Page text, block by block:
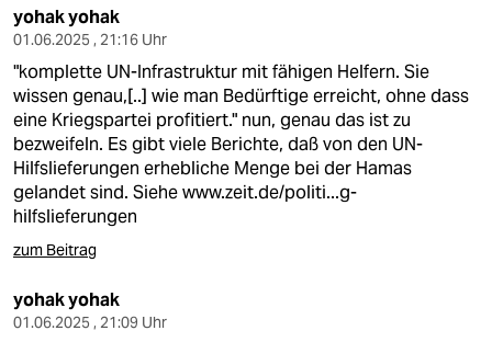
yohak yohak
01.06.2025 , 21:16 Uhr
"komplette UN-Infrastruktur mit fähigen Helfern. Sie
wissen genau,[..] wie man Bedürftige erreicht, ohne dass
eine Kriegspartei profitiert." nun, genau das ist zu
bezweifeln. Es gibt viele Berichte, daß von den UN-
Hilfslieferungen erhebliche Menge bei der Hamas
gelandet sind. Siehewww.zeit.de/politi...g-
hilfslieferungen
zum Beitrag
yohak yohak
01.06.2025 , 21:09 Uhr